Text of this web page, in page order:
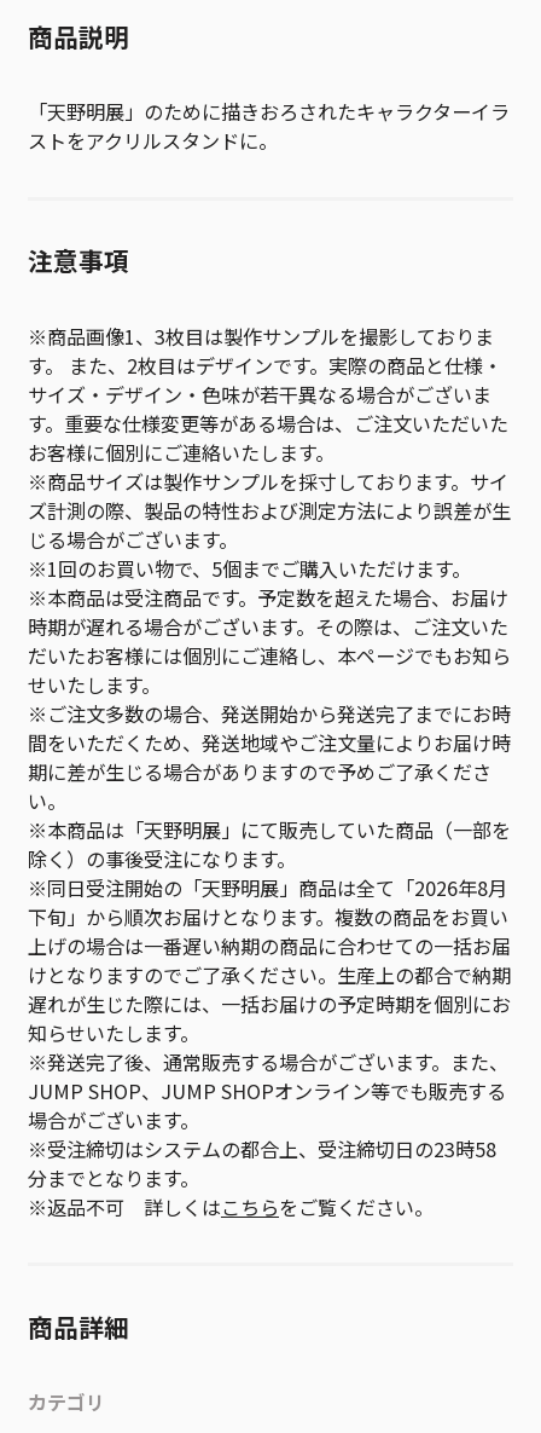
商品説明
「天野明展」のために描きおろされたキャラクターイラ
ストをアクリルスタンドに。
注意事項
※商品画像1、3枚目は製作サンプルを撮影しておりま
す。 また、2枚目はデザインです。実際の商品と仕様・
サイズ・デザイン・色味が若干異なる場合がございま
す。重要な仕様変更等がある場合は、ご注文いただいた
お客様に個別にご連絡いたします。
※商品サイズは製作サンプルを採寸しております。サイ
ズ計測の際、製品の特性および測定方法により誤差が生
じる場合がございます。
※1回のお買い物で、5個までご購入いただけます。
※本商品は受注商品です。予定数を超えた場合、お届け
時期が遅れる場合がございます。その際は、ご注文いた
だいたお客様には個別にご連絡し、本ページでもお知ら
せいたします。
※ご注文多数の場合、発送開始から発送完了までにお時
間をいただくため、発送地域やご注文量によりお届け時
期に差が生じる場合がありますので予めご了承くださ
い。
※本商品は「天野明展」にて販売していた商品（一部を
除く）の事後受注になります。
※同日受注開始の「天野明展」商品は全て「2026年8月
下旬」から順次お届けとなります。複数の商品をお買い
上げの場合は一番遅い納期の商品に合わせての一括お届
けとなりますのでご了承ください。生産上の都合で納期
遅れが生じた際には、一括お届けの予定時期を個別にお
知らせいたします。
※発送完了後、通常販売する場合がございます。また、
JUMP SHOP、JUMP SHOPオンライン等でも販売する
場合がございます。
※受注締切はシステムの都合上、受注締切日の23時58
分までとなります。
※返品不可 詳しくはこちらをご覧ください。
商品詳細
カテゴリ